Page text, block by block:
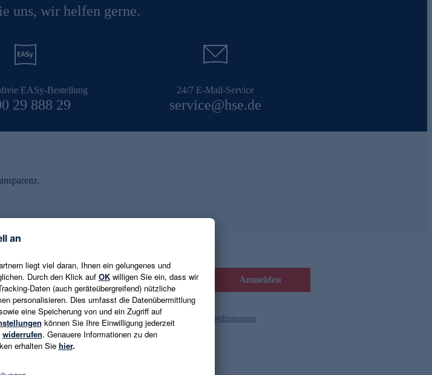
uns, wir helfen gerne.
EASy-Bestellung
29 888 29
24/7 E-Mail-Service
service@hse.de
E-Mail-Adresse eingeben Anmelden
Es gelten die Datenschutzrichtlinien und die Gutscheinbedingungen